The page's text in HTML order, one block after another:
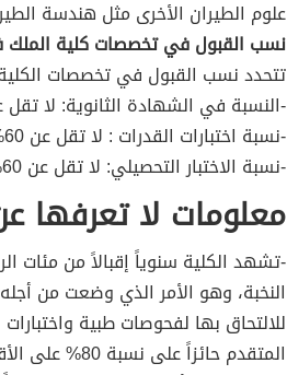
علوم الطيران الأخرى مثل هندسة
نسب القبول في تخصصات كلية الملك
تتحدد نسب القبول في تخصصات
-النسبة في الشهادة الثانوية: لا تقل عن
-نسبة اختبارات القدرات : لا تقل عن 60%.
-نسبة الاختبار التحصيلي: لا تقل عن 60%.
معلومات لا تعرفها
-تشهد الكلية سنوياً إقبالاً من مئات
النخبة، وهو الأمر الذي وضعت من
للالتحاق بها لفحوصات طبية
المتقدم